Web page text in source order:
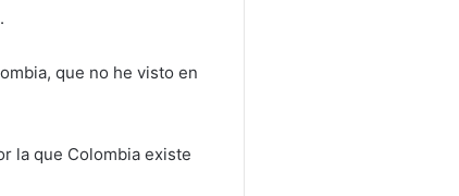
que no he visto en
la que Colombia existe